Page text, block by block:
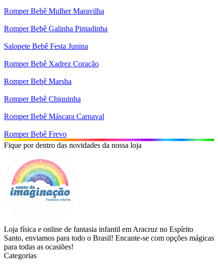
Romper Bebê Mulher Maravilha
Romper Bebê Galinha Pintadinha
Salopete Bebê Festa Junina
Romper Bebê Xadrez Coração
Romper Bebê Marsha
Romper Bebê Chiquinha
Romper Bebê Máscara Carnaval
Romper Bebê Frevo
Fique por dentro das novidades da nossa loja
Loja física e online de fantasia infantil em Aracruz no Espírito
Santo, enviamos para todo o Brasil! Encante-se com opções mágicas
para todas as ocasiões!
Categorias